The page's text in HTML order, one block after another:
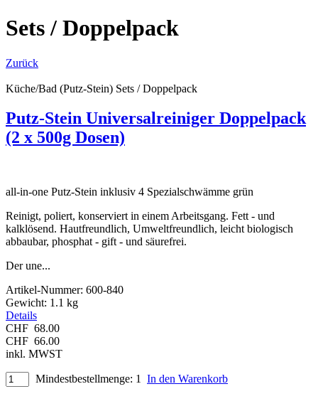
Sets / Doppelpack
Zurück
Küche/Bad (Putz-Stein) Sets / Doppelpack
Putz-Stein Universalreiniger Doppelpack
(2 x 500g Dosen)
all-in-one Putz-Stein inklusiv 4 Spezialschwämme grün
Reinigt, poliert, konserviert in einem Arbeitsgang. Fett - und
kalklösend. Hautfreundlich, Umweltfreundlich, leicht biologisch
abbaubar, phosphat - gift - und säurefrei.
Der une...
Artikel-Nummer: 600-840
Gewicht: 1.1 kg
Details
CHF 68.00
CHF 66.00
inkl. MWST
Mindestbestellmenge: 1 In den Warenkorb